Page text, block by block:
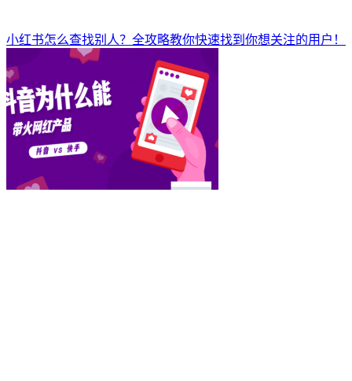
小红书怎么查找别人？全攻略教你快速找到你想关注的用户！